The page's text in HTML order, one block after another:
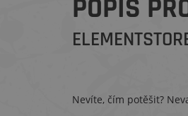
POPIS
Nevíte, čím potěšit?